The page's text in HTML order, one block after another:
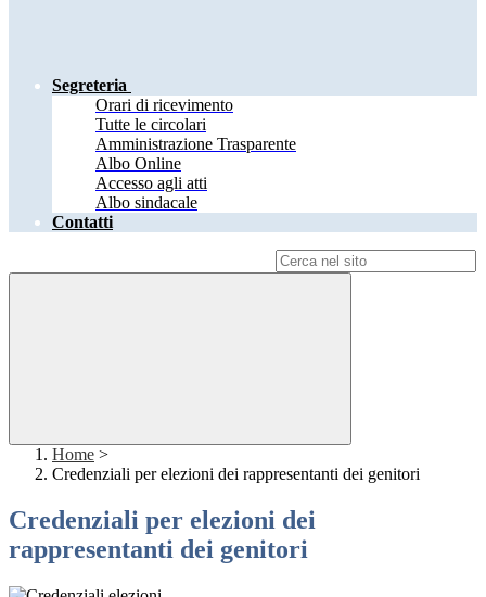
Segreteria
Orari di ricevimento
Tutte le circolari
Amministrazione Trasparente
Albo Online
Accesso agli atti
Albo sindacale
Contatti
Home >
Credenziali per elezioni dei rappresentanti dei genitori
Credenziali per elezioni dei
rappresentanti dei genitori